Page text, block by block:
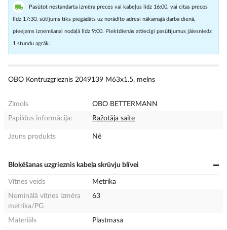
Pasūtot nestandarta izmēra preces vai kabeļus līdz 16:00, vai citas preces
līdz 17:30, sūtījums tiks piegādāts uz norādīto adresi nākamajā darba dienā,
pieejams izņemšanai nodaļā līdz 9:00. Piektdienās attiecīgi pasūtījumus jāiesniedz
1 stundu agrāk.
OBO Kontruzgrieznis 2049139 M63x1.5, melns
Zīmols
OBO BETTERMANN
Papildus informācija:
Ražotāja saite
Jauns produkts Nē
Bloķēšanas uzgrieznis kabeļa skrūvju blīvei
Vītnes veids
Metrika
Nominālā vītnes izmēra
metrika/PG
63
Materiāls
Plastmasa